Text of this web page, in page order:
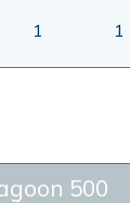
1 1
500